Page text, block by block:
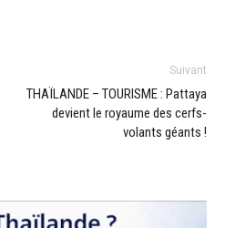
Suivant
THAÏLANDE – TOURISME : Pattaya
devient le royaume des cerfs-
volants géants !